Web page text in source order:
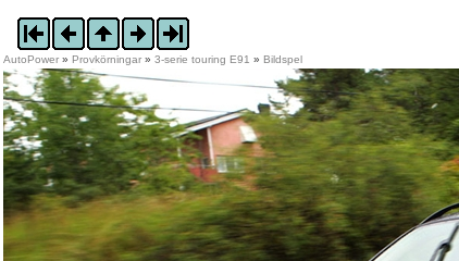
AutoPower » Provkörningar »3-serie touring E91 » Bildspel